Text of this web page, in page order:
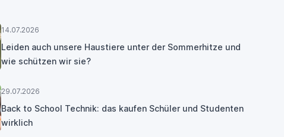
14.07.2026
Leiden auch unsere Haustiere unter der Sommerhitze und
wie schützen wir sie?
29.07.2026
Back to School Technik: das kaufen Schüler und Studenten
wirklich